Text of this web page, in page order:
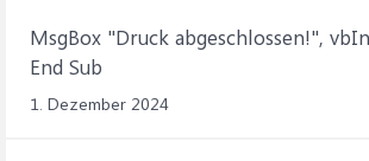
MsgBox "Druck abgeschlossen!",
End Sub
1. Dezember 2024